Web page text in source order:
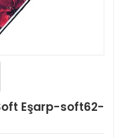
Eşarp-soft62-